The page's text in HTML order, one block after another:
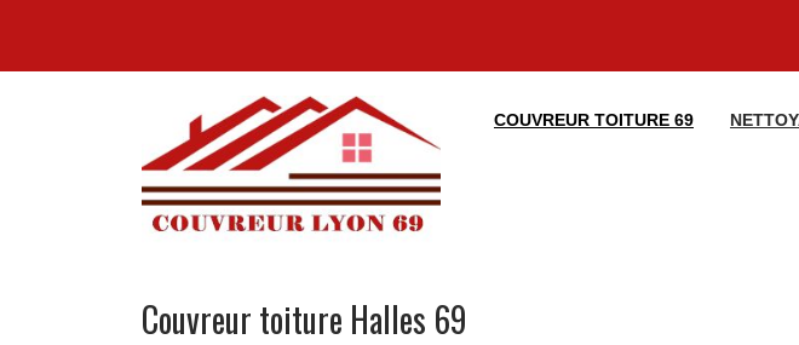
COUVREUR TOITURE 69
Couvreur toiture Halles 69